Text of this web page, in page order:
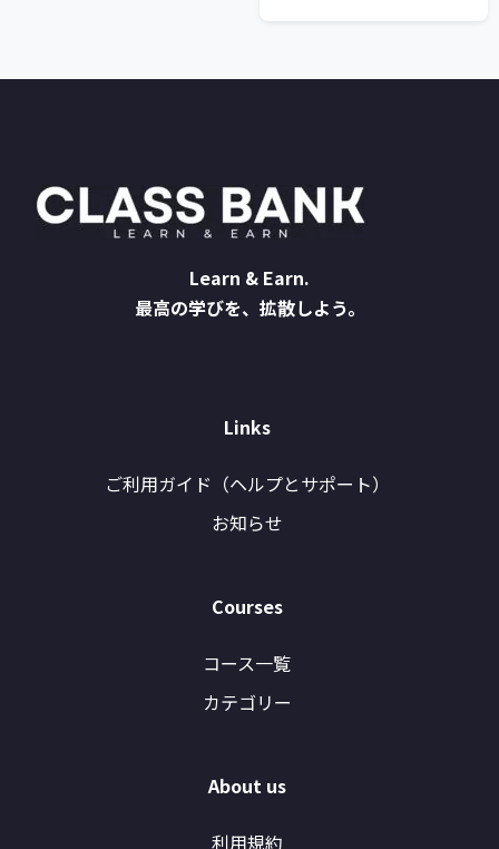
Learn & Earn.
最高の学びを、拡散しよう。
Links
ご利用ガイド（ヘルプとサポート）
お知らせ
Courses
コース一覧
カテゴリー
About us
利用規約